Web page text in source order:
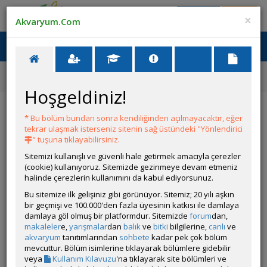
Ana Menü
Akvaryum Dünyasından Haberler
Akvaryum Takip Uygulamamı Test Edebilir
Misiniz?
YANIT YAZ
vadrigar
Çevrim Dışı
Gönderim Zamanı:28 Mayıs 2026 03:33
Merhaba arkadaşlar,
Uzun süredir akvaryum hobisiyle uğraşan biri olarak, kendi
×
Akvaryum.Com
Hoşgeldiniz!
* Bu bölüm bundan sonra kendiliğinden açılmayacaktır, eğer
tekrar ulaşmak isterseniz sitenin sağ üstündeki "Yönlendirici
" tuşuna tıklayabilirsiniz.
Sitemizi kullanışlı ve güvenli hale getirmek amacıyla çerezler
(cookie) kullanıyoruz. Sitemizde gezinmeye devam etmeniz
halinde çerezlerin kullanımını da kabul ediyorsunuz.
Bu sitemize ilk gelişiniz gibi görünüyor. Sitemiz; 20 yılı aşkın
bir geçmişi ve 100.000'den fazla üyesinin katkısı ile damlaya
damlaya göl olmuş bir platformdur. Sitemizde forumdan,
makalelere,yarışmalardan balıkve bitki bilgilerine, canlı ve
akvaryum tanıtımlarından sohbete kadar pek çok bölüm
mevcuttur. Bölüm isimlerine tıklayarak bölümlere gidebilir
veya
Kullanım Kılavuzu'na tıklayarak site bölümleri ve